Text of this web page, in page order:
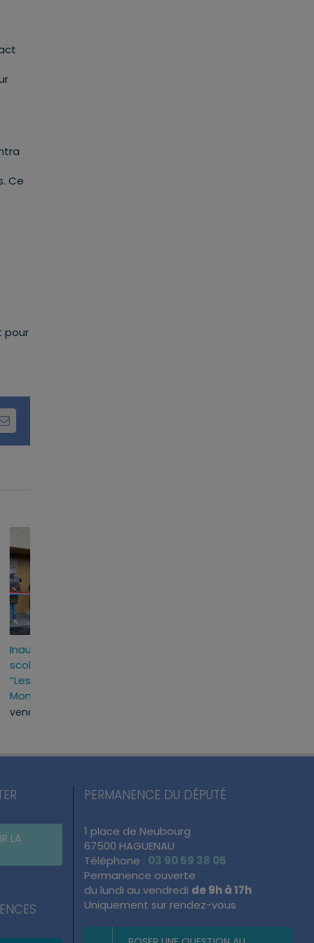
Ce
pour
Email
LA
PERMANENCE DU DÉPUTÉ
1 place de Neubourg
67500 HAGUENAU
Téléphone : 03 90 59 38 05
Permanence ouverte
du lundi au vendredi de 9h à 17h
Uniquement sur rendez-vous